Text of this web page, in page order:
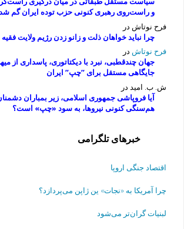
و راست‌روی رهبری کنونی حزب توده ایران گم
فرح نوتاش در
چرا نباید خواهان ذلت و زانو زدن رژیم ولایت فقیه
فرح نوتاش در
جهان چندقطبی، نبرد با دیکتاتوری، پاسداری از
جایگاهی مستقل برای ”چپ” ایران
ش. ب. امیددر
آیا فروپاشی جمهوری اسلامی، زیر بمباران
هم‌سنگی کنونی نیروها، به سود «چپ» است؟
خبرهای تلگرامی
اقتصاد جنگی اروپا
چرا آمریکا به «نجات» ین ژاپن می‌پردازد؟
لبنیات گران‌تر می‌شود